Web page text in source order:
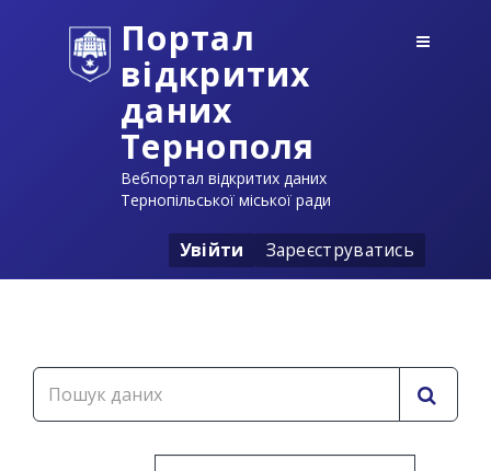
Портал
відкритих
даних
Тернополя
Вебпортал відкритих даних
Тернопільської міської ради
Увійти Зареєструватись